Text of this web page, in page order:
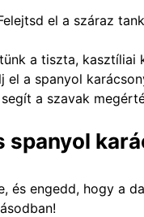
el a száraz
a tiszta, kasztíliai
el a spanyol
a szavak
spanyol
és engedd, hogy a